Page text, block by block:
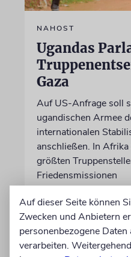
NAHOST
Ugandas
Gaza
Auf US-Anfrage soll
ugandischen Armee
internationalen
anschließen. In
größten
Friedensmissionen
Auf dieser Seite können
Zwecken und Anbietern
personenbezogene
verarbeiten.